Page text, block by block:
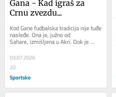
Gana - Kad igraš za
Crnu zvezdu...
Kod Gane fudbalska tradicija nije tuđe
nasleđe. Ona je, južno od
Sahare, izmišljena u Akri. Dok je
Afrika učila o odnosu države i...
03.07.2026
20
Sportske